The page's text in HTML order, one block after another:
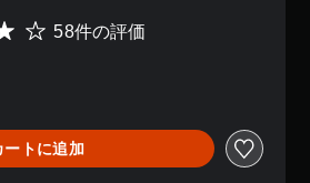
58件の評価
ートに追加